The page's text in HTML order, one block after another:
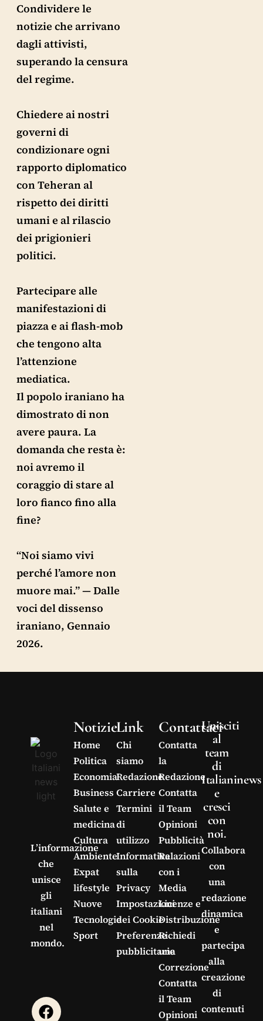
Condividere le
notizie che arrivano
dagli attivisti,
superando la censura
del regime.
Chiedere ai nostri
governi di
condizionare ogni
rapporto diplomatico
con Teheran al
rispetto dei diritti
umani e al rilascio
dei prigionieri
politici.
Partecipare alle
manifestazioni di
piazza e ai flash-mob
che tengono alta
l’attenzione
mediatica.
Il popolo iraniano ha
dimostrato di non
avere paura. La
domanda che resta è:
noi avremo il
coraggio di stare al
loro fianco fino alla
fine?
“Noi siamo vivi
perché l’amore non
muore mai.” — Dalle
voci del dissenso
iraniano, Gennaio
2026.
L’informazione
che
unisce
gli
italiani
nel
mondo.
Notizie
Home
Politica
Economia
Business
Salute e
medicina
Cultura
Ambiente
Expat
lifestyle
Nuove
Tecnologie
Sport
Link
Chi
siamo
Redazione
Carriere
Termini
di
utilizzo
Informativa
sulla
Privacy
Impostazioni
dei Cookie
Preferenze
pubblicitarie
Contattaci
Contatta
la
Redazione
Contatta
il Team
Opinioni
Pubblicità
Relazioni
con i
Media
Licenze e
Distribuzione
Richiedi
una
Correzione
Contatta
il Team
Opinioni
Unisciti
al
team
di
Italianinews
e
cresci
con
noi.
Collabora
con
una
redazione
dinamica
e
partecipa
alla
creazione
di
contenuti